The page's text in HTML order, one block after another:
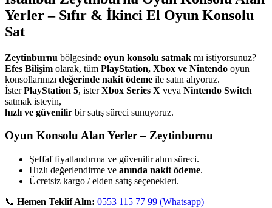
Yerler – Sıfır & İkinci El Oyun Konsolu
Sat
Zeytinburnu bölgesinde oyun konsolu satmak mı istiyorsunuz?
Efes Bilişim olarak, tüm PlayStation, Xbox ve Nintendo oyun
konsollarınızı değerinde nakit ödeme ile satın alıyoruz.
İsterPlayStation 5, isterXbox Series X veya Nintendo Switch
satmak isteyin,
hızlı ve güvenilir bir satış süreci sunuyoruz.
Oyun Konsolu Alan Yerler – Zeytinburnu
Şeffaf fiyatlandırma ve güvenilir alım süreci.
Hızlı değerlendirme ve anında nakit ödeme.
Ücretsiz kargo / elden satış seçenekleri.
📞 Hemen Teklif Alın: 0553 115 77 99 (Whatsapp)